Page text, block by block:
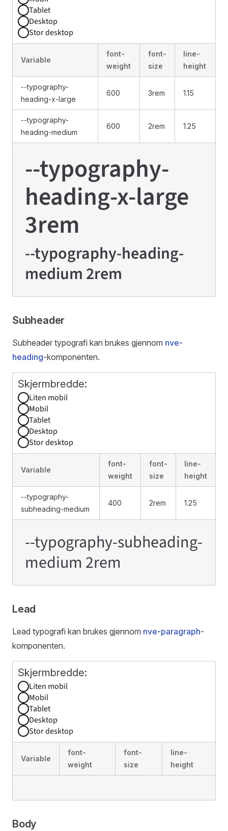
Tablet
Desktop
Stor desktop
Variable
font-
weight
font-
size
line-
height
--typography-
heading-x-large
600 3rem 1.15
--typography-
heading-medium
600 2rem 1.25
--typography-
heading-x-large
3rem
--typography-heading-
medium 2rem
Subheader
Subheader typografi kan brukes gjennom nve-
heading-komponenten.
Liten mobil
Mobil
Tablet
Desktop
Stor desktop
Variable
font-
weight
font-
size
line-
height
--typography-
subheading-medium
400 2rem 1.25
--typography-subheading-
medium 2rem
Lead
Lead typografi kan brukes gjennom nve-paragraph-
komponenten.
Liten mobil
Mobil
Tablet
Desktop
Stor desktop
Variable
font-
weight
font-
size
line-
height
Body